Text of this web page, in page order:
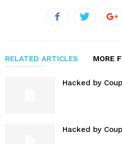
RELATED ARTICLES MORE
Hacked by
Hacked by